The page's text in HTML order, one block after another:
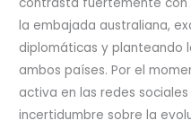
contrasta fuertemente
la embajada australiana,
diplomáticas y planteando
ambos países. Por el
activa en las redes
incertidumbre sobre la